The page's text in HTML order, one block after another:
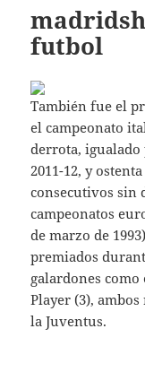
futbol
También fue el
el campeonato
derrota, igualado
2011-12, y
consecutivos sin
campeonatos
de marzo de
premiados
galardones
Player (3),
la Juventus.